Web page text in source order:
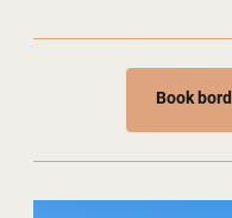
Book bord